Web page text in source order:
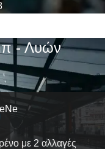
- Λυών
με 2 αλλαγές